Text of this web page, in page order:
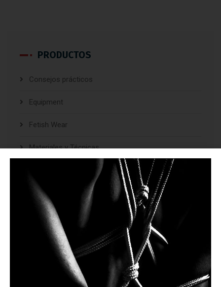
PRODUCTOS
Consejos prácticos
Equipment
Fetish Wear
Materiales y Técnicas
Reflexiones y Opiniones
Restraints
Spanking